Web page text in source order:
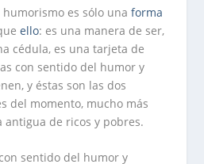
humorismo es sólo unaforma
ello: es una manera de ser,
cédula, es una tarjeta de
con sentido del humor y
y éstas son las dos
del momento, mucho más
de ricos y pobres.
sentido del humor y